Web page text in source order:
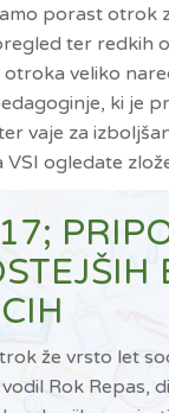
porast otrok
ter redkih
otroka veliko
ki je
vaje za
ogledate
že vrsto let
Rok Repas,